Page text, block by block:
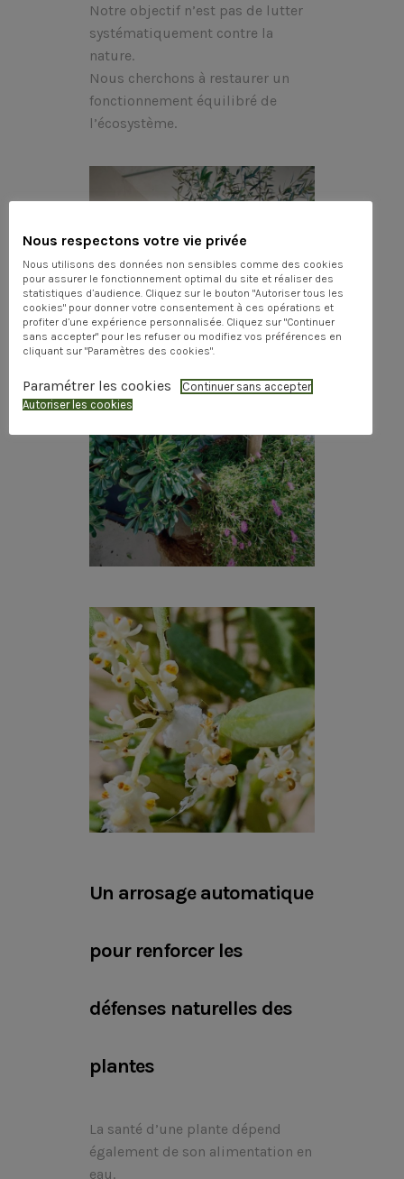
Notre objectif n’est pas de lutter
systématiquement contre la
nature.
Nous cherchons à restaurer un
fonctionnement équilibré de
l’écosystème.
Un arrosage automatique
pour renforcer les
défenses naturelles des
plantes
La santé d’une plante dépend
également de son alimentation en
eau.
Nous respectons votre vie privée
Nous utilisons des données non sensibles comme des cookies
pour assurer le fonctionnement optimal du site et réaliser des
statistiques d’audience. Cliquez sur le bouton "Autoriser tous les
cookies" pour donner votre consentement à ces opérations et
profiter d’une expérience personnalisée. Cliquez sur "Continuer
sans accepter" pour les refuser ou modifiez vos préférences en
cliquant sur "Paramètres des cookies".
Paramétrer les cookies
Continuer sans accepter
Autoriser les cookies